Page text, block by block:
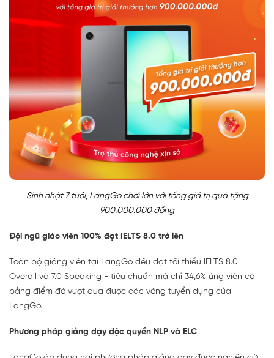
Sinh nhật 7 tuỏi, LangGo chơi lớn với tổng giá trị quà tặng
900.000.000 đồng
Đội ngũ giáo viên 100% đạt IELTS 8.0 trở lên
Toàn bộ giảng viên tại LangGo đều đạt tối thiểu IELTS 8.0
Overall và 7.0 Speaking - tiêu chuẩn mà chỉ 34,6% ứng viên có
bằng điểm đó vượt qua được các vòng tuyển dụng của
LangGo.
Phương pháp giảng dạy độc quyền NLP và ELC